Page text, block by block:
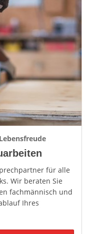
für alle
Wir beraten Sie
fachmännisch und
Ihres